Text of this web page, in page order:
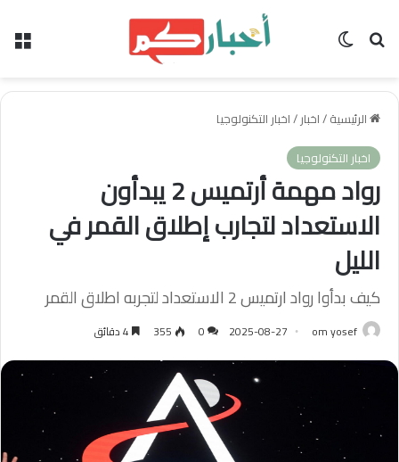
بحث عن الوضع المظلم
الرئيسية/اخبار/اخبار التكنولوجيا
اخبار التكنولوجيا
رواد مهمة أرتميس 2 يبدأون
الاستعداد لتجارب إطلاق القمر في
الليل
كيف بدأوا رواد ارتميس 2 الاستعداد لتجربه اطلاق القمر
om yosef
2025-08-27
0
355